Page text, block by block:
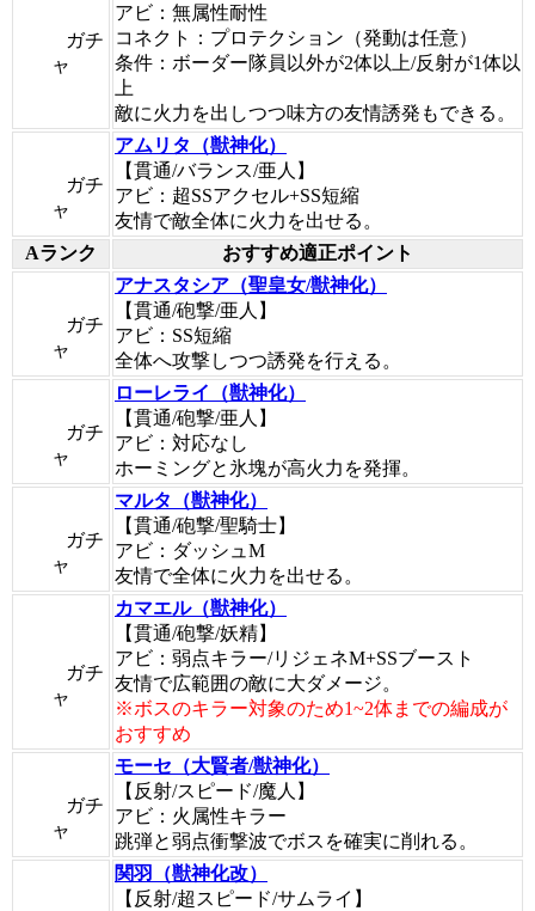
ガチ
ャ
アビ：無属性耐性
コネクト：プロテクション（発動は任意）
条件：ボーダー隊員以外が2体以上/反射が1体以
上
敵に火力を出しつつ味方の友情誘発もできる。
ガチ
ャ
アムリタ（獣神化）
【貫通/バランス/亜人】
アビ：超SSアクセル+SS短縮
友情で敵全体に火力を出せる。
Aランク
おすすめ適正ポイント
ガチ
ャ
アナスタシア（聖皇女/獣神化）
【貫通/砲撃/亜人】
アビ：SS短縮
全体へ攻撃しつつ誘発を行える。
ガチ
ャ
ローレライ（獣神化）
【貫通/砲撃/亜人】
アビ：対応なし
ホーミングと氷塊が高火力を発揮。
ガチ
ャ
マルタ（獣神化）
【貫通/砲撃/聖騎士】
アビ：ダッシュM
友情で全体に火力を出せる。
ガチ
ャ
カマエル（獣神化）
【貫通/砲撃/妖精】
アビ：弱点キラー/リジェネM+SSブースト
友情で広範囲の敵に大ダメージ。
※ボスのキラー対象のため1~2体までの編成が
おすすめ
ガチ
ャ
モーセ（大賢者/獣神化）
【反射/スピード/魔人】
アビ：火属性キラー
跳弾と弱点衝撃波でボスを確実に削れる。
関羽（獣神化改）
【反射/超スピード/サムライ】